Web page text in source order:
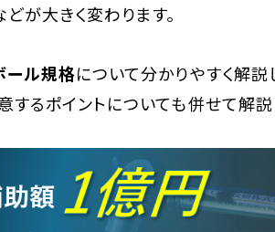
が大きく変わります。
ール規格について分かりやすく解説
るポイントについても併せて解説